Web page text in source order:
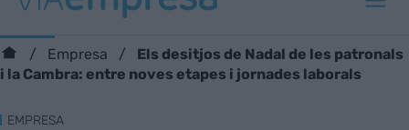
Empresa
Els desitjos de Nadal de les patronals
i la Cambra: entre noves etapes i jornades laborals
EMPRESA